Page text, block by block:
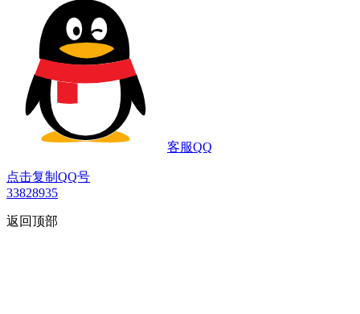
客服QQ
点击复制QQ号
33828935
返回顶部